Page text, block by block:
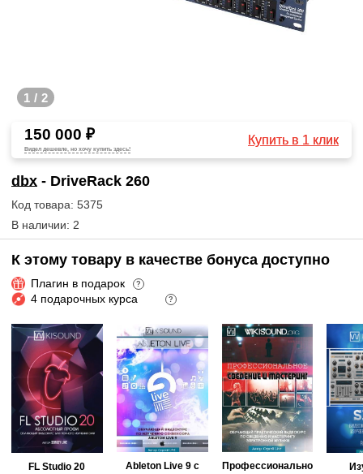
1 / 2
150 000 ₽
Видел дешевле, но хочу купить здесь!
Купить в 1 клик
dbx - DriveRack 260
Код товара: 5375
В наличии: 2
К этому товару в качестве бонуса доступно
Плагин в подарок ?
4 подарочных курса ?
FL Studio 20
Ableton Live 9 с
Профессионально